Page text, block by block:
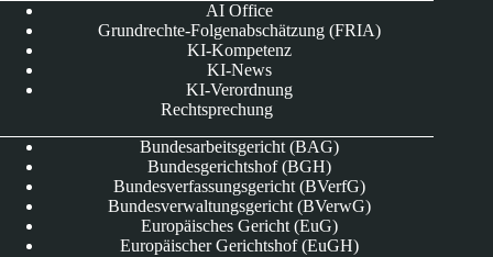
AI Office
Grundrechte-Folgenabschätzung (FRIA)
KI-Kompetenz
KI-News
KI-Verordnung
Rechtsprechung
Bundesarbeitsgericht (BAG)
Bundesgerichtshof (BGH)
Bundesverfassungsgericht (BVerfG)
Bundesverwaltungsgericht (BVerwG)
Europäisches Gericht (EuG)
Europäischer Gerichtshof (EuGH)